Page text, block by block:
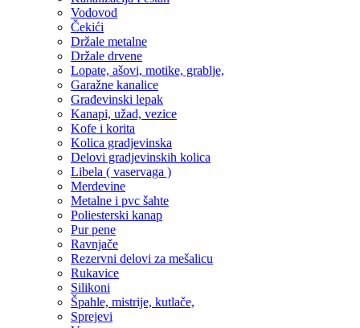
Vodovod
Čekići
Držale metalne
Držale drvene
Lopate, ašovi, motike, grablje,
Garažne kanalice
Građevinski lepak
Kanapi, užad, vezice
Kofe i korita
Kolica gradjevinska
Delovi gradjevinskih kolica
Libela ( vaservaga )
Merdevine
Metalne i pvc šahte
Poliesterski kanap
Pur pene
Ravnjače
Rezervni delovi za mešalicu
Rukavice
Silikoni
Špahle, mistrije, kutlače,
Sprejevi